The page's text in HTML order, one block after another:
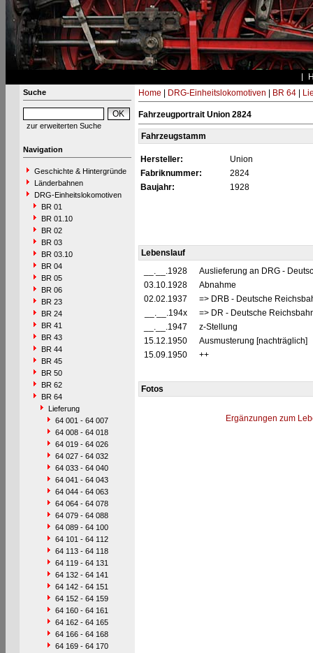
Suche
zur erweiterten Suche
Navigation
Geschichte & Hintergründe
Länderbahnen
DRG-Einheitslokomotiven
BR 01
BR 01.10
BR 02
BR 03
BR 03.10
BR 04
BR 05
BR 06
BR 23
BR 24
BR 41
BR 43
BR 44
BR 45
BR 50
BR 62
BR 64
Lieferung
64 001 - 64 007
64 008 - 64 018
64 019 - 64 026
64 027 - 64 032
64 033 - 64 040
64 041 - 64 043
64 044 - 64 063
64 064 - 64 078
64 079 - 64 088
64 089 - 64 100
64 101 - 64 112
64 113 - 64 118
64 119 - 64 131
64 132 - 64 141
64 142 - 64 151
64 152 - 64 159
64 160 - 64 161
64 162 - 64 165
64 166 - 64 168
64 169 - 64 170
Home DRG-Einheitslokomotiven BR 64|
Fahrzeugportrait Union 2824
Fahrzeugstamm
Hersteller:
Union
Fabriknummer:
2824
Baujahr:
1928
Lebenslauf
__.__.1928
Auslieferung an DRG -
03.10.1928
Abnahme
02.02.1937
=> DRB - Deutsche
__.__.194x
=> DR - Deutsche
__.__.1947
z-Stellung
15.12.1950
Ausmusterung [nachträglich]
15.09.1950
++
Fotos
Ergänzungen zum